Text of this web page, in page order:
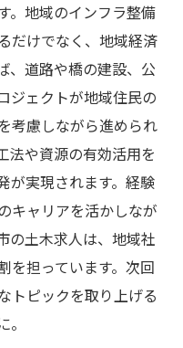
。地域のインフラ整備
だけでなく、地域経済
、道路や橋の建設、公
ジェクトが地域住民の
考慮しながら進められ
法や資源の有効活用を
が実現されます。経験
キャリアを活かしなが
の土木求人は、地域社
を担っています。次回
トピックを取り上げる